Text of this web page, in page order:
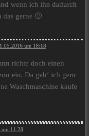
wenn ich ihn dadurch
das gerne 🙂
um 18:18
richte doch einen
ein. Da geh‘ ich gern
Waschmaschine kaufe
11:28